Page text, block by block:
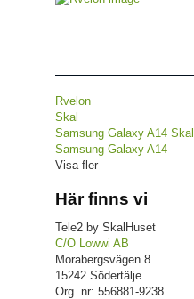
Rvelon
Skal
Samsung Galaxy A14 Skal
Samsung Galaxy A14
Visa fler
Här finns vi
Tele2 by SkalHuset
C/O Lowwi AB
Morabergsvägen 8
15242 Södertälje
Org. nr: 556881-9238